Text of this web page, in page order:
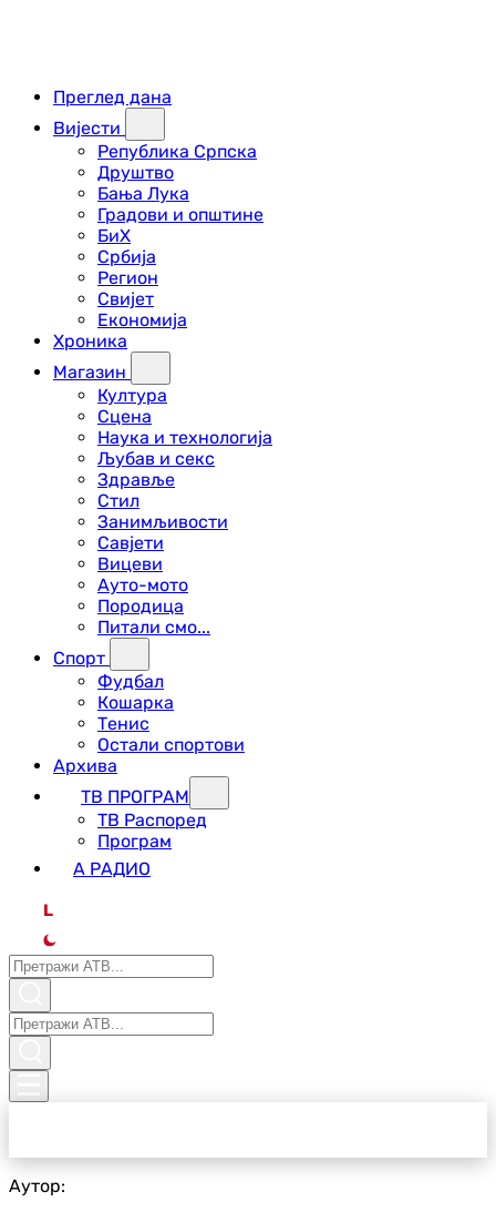
Преглед дана
Вијести
Република Српска
Друштво
Бања Лука
Градови и општине
БиХ
Србија
Регион
Свијет
Економија
Хроника
Магазин
Култура
Сцена
Наука и технологија
Љубав и секс
Здравље
Стил
Занимљивости
Савјети
Вицеви
Ауто-мото
Породица
Питали смо...
Спорт
Фудбал
Кошарка
Тенис
Остали спортови
Архива
ТВ ПРОГРАМ
ТВ Распоред
Програм
А РАДИО
L
Аутор: